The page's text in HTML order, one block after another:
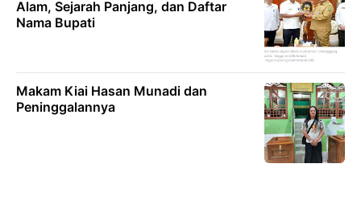
Alam, Sejarah Panjang, dan Daftar
Nama Bupati
Makam Kiai Hasan Munadi dan
Peninggalannya